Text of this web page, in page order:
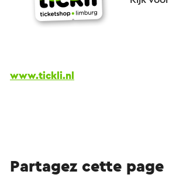
www.tickli.nl
Partagez cette page